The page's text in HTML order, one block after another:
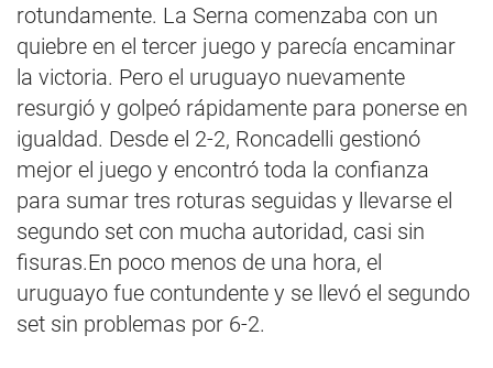
rotundamente. La Serna comenzaba con un
quiebre en el tercer juego y parecía encaminar
la victoria. Pero el uruguayo nuevamente
resurgió y golpeó rápidamente para ponerse en
igualdad. Desde el 2-2, Roncadelli gestionó
mejor el juego y encontró toda la confianza
para sumar tres roturas seguidas y llevarse el
segundo set con mucha autoridad, casi sin
fisuras.En poco menos de una hora, el
uruguayo fue contundente y se llevó el segundo
set sin problemas por 6-2.